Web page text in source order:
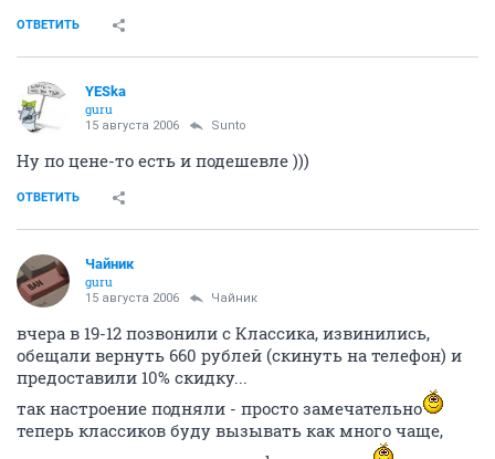
ОТВЕТИТЬ
YESka
guru
15 августа 2006 Sunto
Ну по цене-то есть и подешевле )))
ОТВЕТИТЬ
Чайник
guru
15 августа 2006 Чайник
вчера в 19-12 позвонили с Классика, извинились,
обещали вернуть 660 рублей (скинуть на телефон) и
предоставили 10% скидку...
так настроение подняли - просто замечательно
теперь классиков буду вызывать как много чаще,